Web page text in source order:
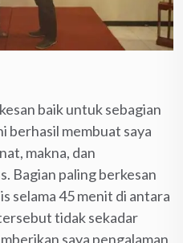
baik untuk sebagian
berhasil membuat saya
makna, dan
Bagian paling berkesan
selama 45 menit di antara
tidak sekadar
saya pengalaman